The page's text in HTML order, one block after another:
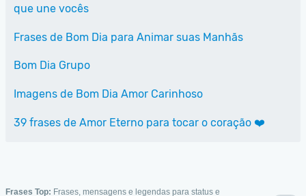
que une vocês
Frases de Bom Dia para Animar suas Manhãs
Bom Dia Grupo
Imagens de Bom Dia Amor Carinhoso
39 frases de Amor Eterno para tocar o coração ❤️
Frases Top: Frases, mensagens e legendas para status e